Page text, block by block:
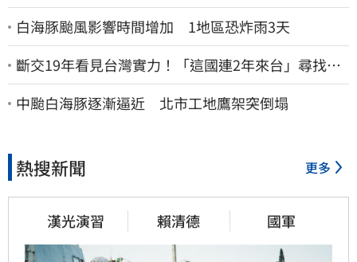
白海豚颱風影響時間增加 1地區恐炸雨3天
斷交19年看見台灣實力！「這國連2年來台」尋找商
機
中颱白海豚逐漸逼近 北市工地鷹架突倒塌
熱搜新聞 更多
漢光演習 賴清德 國軍